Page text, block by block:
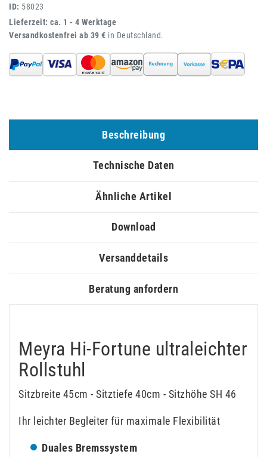
ID: 58023
Lieferzeit: ca. 1 - 4 Werktage
Versandkostenfrei ab 39 € in Deutschland.
Beschreibung
Technische Daten
Ähnliche Artikel
Download
Versanddetails
Beratung anfordern
Meyra Hi-Fortune ultraleichter
Rollstuhl
Sitzbreite 45cm - Sitztiefe 40cm - Sitzhöhe SH 46
Ihr leichter Begleiter für maximale Flexibilität
Duales Bremssystem